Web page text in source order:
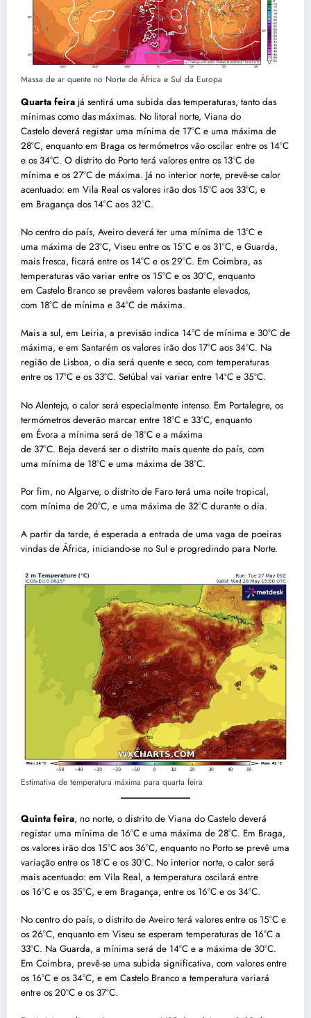
Massa de ar quente no Norte de África e Sul da Europa
Quarta feira já sentirá uma subida das temperaturas, tanto das
mínimas como das máximas. No litoral norte, Viana do
Castelo deverá registar uma mínima de 17°C e uma máxima de
28°C, enquanto em Braga os termómetros vão oscilar entre os 14°C
e os 34°C. O distrito do Porto terá valores entre os 13°C de
mínima e os 27°C de máxima. Já no interior norte, prevê-se calor
acentuado: em Vila Real os valores irão dos 15°C aos 33°C, e
em Bragança dos 14°C aos 32°C.
No centro do país, Aveiro deverá ter uma mínima de 13°C e
uma máxima de 23°C, Viseu entre os 15°C e os 31°C, e Guarda,
mais fresca, ficará entre os 14°C e os 29°C. Em Coimbra, as
temperaturas vão variar entre os 15°C e os 30°C, enquanto
em Castelo Branco se prevêem valores bastante elevados,
com 18°C de mínima e 34°C de máxima.
Mais a sul, em Leiria, a previsão indica 14°C de mínima e 30°C de
máxima, e em Santarém os valores irão dos 17°C aos 34°C. Na
região de Lisboa, o dia será quente e seco, com temperaturas
entre os 17°C e os 33°C. Setúbal vai variar entre 14ºC e 35ºC.
No Alentejo, o calor será especialmente intenso. Em Portalegre, os
termómetros deverão marcar entre 18°C e 33°C, enquanto
em Évora a mínima será de 18°C e a máxima
de 37°C. Beja deverá ser o distrito mais quente do país, com
uma mínima de 18°C e uma máxima de 38°C.
Por fim, no Algarve, o distrito de Faro terá uma noite tropical,
com mínima de 20°C, e uma máxima de 32°C durante o dia.
A partir da tarde, é esperada a entrada de uma vaga de poeiras
vindas de África, iniciando-se no Sul e progredindo para Norte.
Estimativa de temperatura máxima para quarta feira
Quinta feira, no norte, o distrito de Viana do Castelo deverá
registar uma mínima de 16°C e uma máxima de 28°C. Em Braga,
os valores irão dos 15°C aos 36°C, enquanto no Porto se prevê uma
variação entre os 18°C e os 30°C. No interior norte, o calor será
mais acentuado: em Vila Real, a temperatura oscilará entre
os 16°C e os 35°C, e em Bragança, entre os 16°C e os 34°C.
No centro do país, o distrito de Aveiro terá valores entre os 15°C e
os 26°C, enquanto em Viseu se esperam temperaturas de 16°C a
33°C. Na Guarda, a mínima será de 14°C e a máxima de 30°C.
Em Coimbra, prevê-se uma subida significativa, com valores entre
os 16°C e os 34°C, e em Castelo Branco a temperatura variará
entre os 20°C e os 37°C.